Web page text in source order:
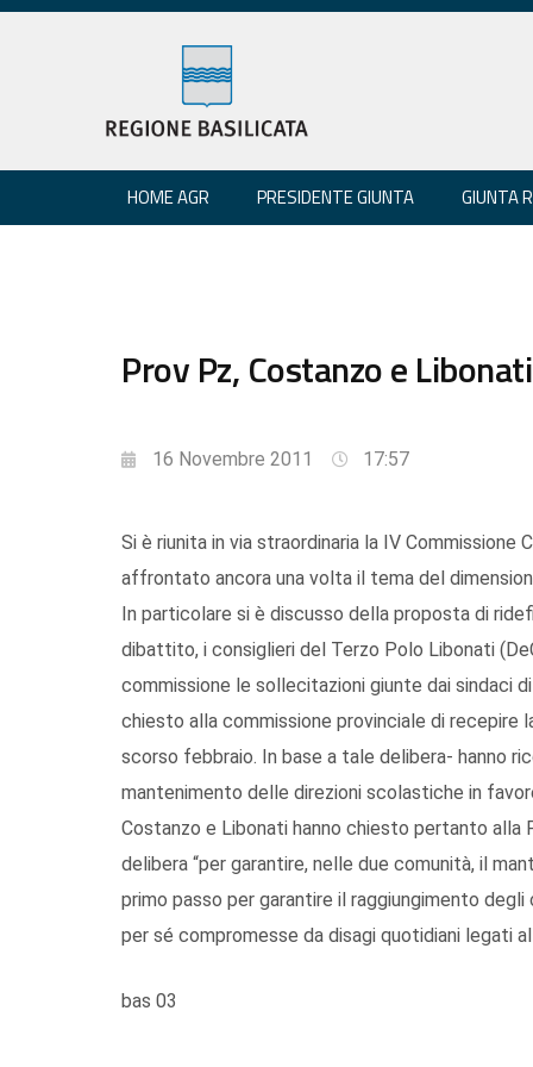
HOME AGR PRESIDENTE GIUNTA GIUNTA
Prov Pz, Costanzo e
16 Novembre 2011 17:57
Si è riunita in via straordinaria la IV
affrontato ancora una volta il tema del
In particolare si è discusso della proposta di
dibattito, i consiglieri del Terzo Polo Libonati
commissione le sollecitazioni giunte dai sindaci
chiesto alla commissione provinciale di recepire
scorso febbraio. In base a tale delibera- hanno
mantenimento delle direzioni scolastiche in
Costanzo e Libonati hanno chiesto pertanto
delibera “per garantire, nelle due comunità, il
primo passo per garantire il raggiungimento
per sé compromesse da disagi quotidiani legati
bas 03